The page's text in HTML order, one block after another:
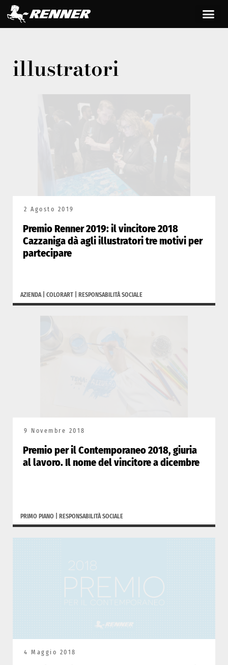
illustratori
2 Agosto 2019
Premio Renner 2019: il vincitore 2018
Cazzaniga dà agli illustratori tre motivi per
partecipare
AZIENDA| COLORART RESPONSABILITÀ SOCIALE
9 Novembre 2018
Premio per il Contemporaneo 2018, giuria
al lavoro. Il nome del vincitore a dicembre
PRIMO PIANO RESPONSABILITÀ SOCIALE
4 Maggio 2018